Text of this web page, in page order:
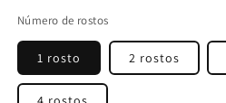
Número de rostos
1 rosto 2 rostos